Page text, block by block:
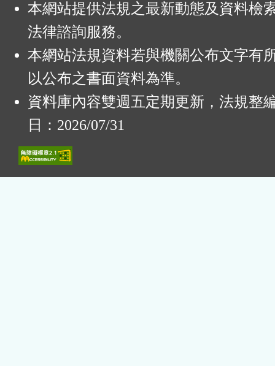
本網站提供法規之最新動態及資料檢
法律諮詢服務。
本網站法規資料若與機關公布文字有
以公布之書面資料為準。
資料庫內容雙週五定期更新，法規整
日：2026/07/31